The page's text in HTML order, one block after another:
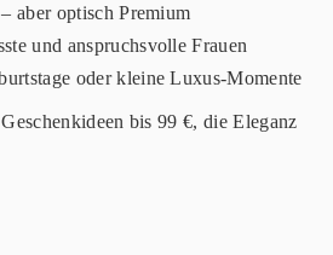
aber optisch Premium
und anspruchsvolle Frauen
oder kleine Luxus-Momente
bis 99 €, die Eleganz